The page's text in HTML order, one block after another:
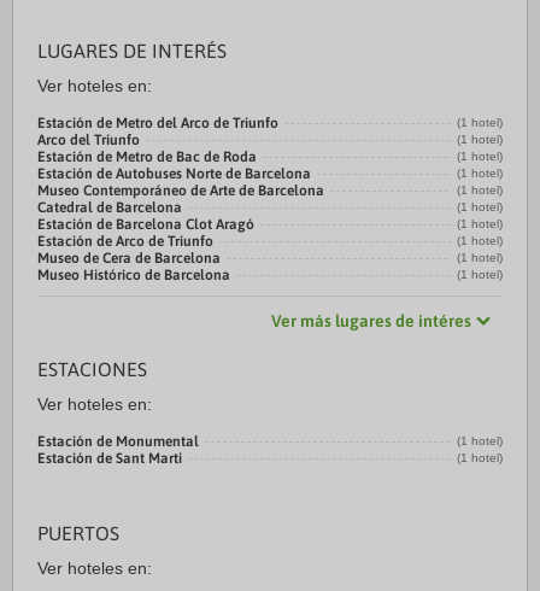
LUGARES DE INTERÉS
Ver hoteles en:
Estación de Metro del Arco de Triunfo (1 hotel)
Arco del Triunfo (1 hotel)
Estación de Metro de Bac de Roda (1 hotel)
Estación de Autobuses Norte de Barcelona (1 hotel)
Museo Contemporáneo de Arte de Barcelona (1 hotel)
Catedral de Barcelona (1 hotel)
Estación de Barcelona Clot Aragó (1 hotel)
Estación de Arco de Triunfo (1 hotel)
Museo de Cera de Barcelona (1 hotel)
Museo Histórico de Barcelona (1 hotel)
Ver más lugares de intéres
ESTACIONES
Ver hoteles en:
Estación de Monumental (1 hotel)
Estación de Sant Marti (1 hotel)
PUERTOS
Ver hoteles en: